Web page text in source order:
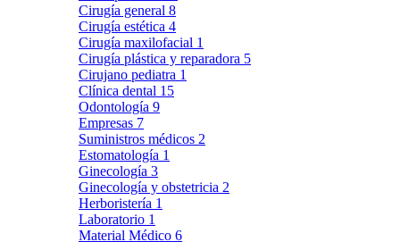
Cirugía general 8
Cirugía estética 4
Cirugía maxilofacial 1
Cirugía plástica y reparadora 5
Cirujano pediatra 1
Clínica dental 15
Odontología 9
Empresas 7
Suministros médicos 2
Estomatología 1
Ginecología 3
Ginecología y obstetricia 2
Herboristería 1
Laboratorio 1
Material Médico 6